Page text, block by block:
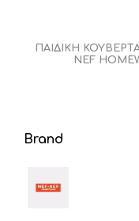
ΠΑΙΔΙΚΗ
NEF
Brand